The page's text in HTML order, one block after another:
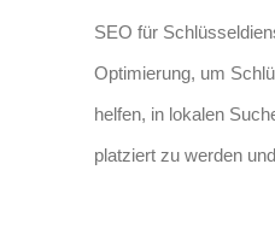
SEO für
Optimierung, um
helfen, in lokalen
platziert zu werden